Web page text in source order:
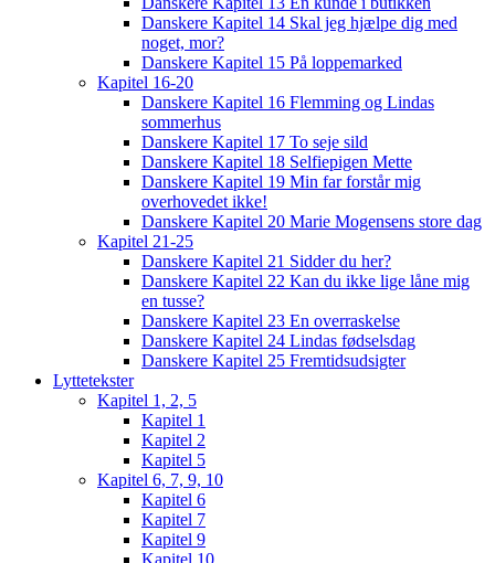
Danskere Kapitel 14 Skal jeg hjælpe dig med
noget, mor?
Danskere Kapitel 15 På loppemarked
Kapitel 16-20
Danskere Kapitel 16 Flemming og Lindas
sommerhus
Danskere Kapitel 17 To seje sild
Danskere Kapitel 18 Selfiepigen Mette
Danskere Kapitel 19 Min far forstår mig
overhovedet ikke!
Danskere Kapitel 20 Marie Mogensens store dag
Kapitel 21-25
Danskere Kapitel 21 Sidder du her?
Danskere Kapitel 22 Kan du ikke lige låne mig
en tusse?
Danskere Kapitel 23 En overraskelse
Danskere Kapitel 24 Lindas fødselsdag
Danskere Kapitel 25 Fremtidsudsigter
Lyttetekster
Kapitel 1, 2, 5
Kapitel 1
Kapitel 2
Kapitel 5
Kapitel 6, 7, 9, 10
Kapitel 6
Kapitel 7
Kapitel 9
Kapitel 10